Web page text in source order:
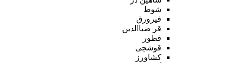
شوط
فیرورق
قر ضیاالدین
قطور
قوشچی
کشاورز